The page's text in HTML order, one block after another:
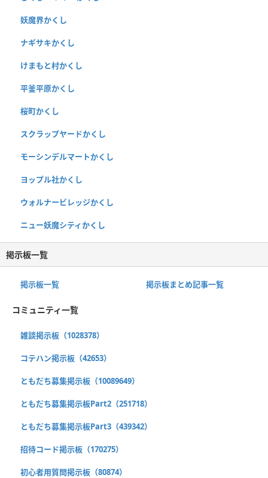
妖魔界かくし
ナギサキかくし
けまもと村かくし
平釜平原かくし
桜町かくし
スクラップヤードかくし
モーシンデルマートかくし
ヨップル社かくし
ウォルナービレッジかくし
ニュー妖魔シティかくし
掲示板一覧
掲示板一覧 掲示板まとめ記事一覧
コミュニティ一覧
雑談掲示板（1028378）
コテハン掲示板（42653）
ともだち募集掲示板（10089649）
ともだち募集掲示板Part2（251718）
ともだち募集掲示板Part3（439342）
招待コード掲示板（170275）
初心者用質問掲示板（80874）